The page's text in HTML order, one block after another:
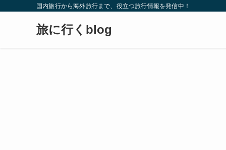
国内旅行から海外旅行まで、役立つ旅行情報を発信中！
旅に行くblog